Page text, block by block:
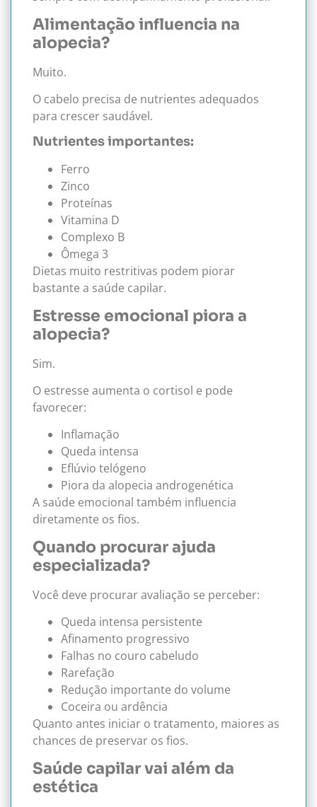
Alimentação influencia na
alopecia?
Muito.
O cabelo precisa de nutrientes adequados
para crescer saudável.
Nutrientes importantes:
Ferro
Zinco
Proteínas
Vitamina D
Complexo B
Ômega 3
Dietas muito restritivas podem piorar
bastante a saúde capilar.
Estresse emocional piora a
alopecia?
Sim.
O estresse aumenta o cortisol e pode
favorecer:
Inflamação
Queda intensa
Eflúvio telógeno
Piora da alopecia androgenética
A saúde emocional também influencia
diretamente os fios.
Quando procurar ajuda
especializada?
Você deve procurar avaliação se perceber:
Queda intensa persistente
Afinamento progressivo
Falhas no couro cabeludo
Rarefação
Redução importante do volume
Coceira ou ardência
Quanto antes iniciar o tratamento, maiores as
chances de preservar os fios.
Saúde capilar vai além da
estética